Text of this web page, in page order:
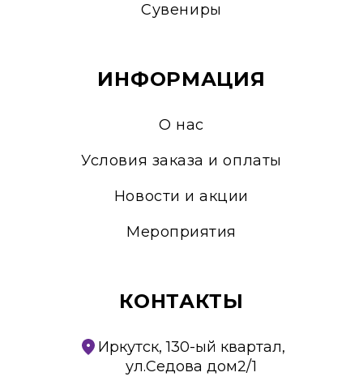
Сувениры
ИНФОРМАЦИЯ
О нас
Условия заказа и оплаты
Новости и акции
Мероприятия
КОНТАКТЫ
Иркутск, 130-ый квартал,
ул.Седова дом2/1